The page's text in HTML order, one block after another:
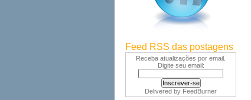
Feed RSS das postagens
Receba atualizações por email.
Digite seu email:
Delivered by FeedBurner